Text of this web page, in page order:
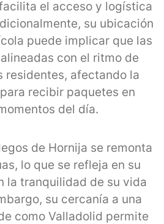
el acceso y logística
su ubicación
puede implicar que las
con el ritmo de
residentes, afectando la
recibir paquetes en
del día.
de Hornija se remonta
lo que se refleja en su
la tranquilidad de su vida
su cercanía a una
como Valladolid permite